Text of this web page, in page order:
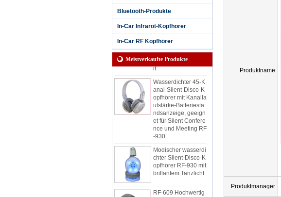
Bluetooth-Produkte
In-Car Infrarot-Kopfhörer
In-Car RF Kopfhörer
Meistverkaufte Produkte
Wasserdichter, leise
r Party-Kopfhörer mi
t 3 Kanälen für regn
erische Sessions mi
t LED-Anzeige für K
anal und Akkulaufze
it
Wasserdichter 45-K
anal-Silent-Disco-K
opfhörer mit Kanalla
utstärke-Batteriesta
ndsanzeige, geeign
et für Silent Confere
nce und Meeting RF
-930
Modischer wasserdi
chter Silent-Disco-K
opfhörer RF-930 mit
brillantem Tanzlicht
RF-609 Hochwertig
e stille Disco-Kopfh
Produktname
Produktmanager